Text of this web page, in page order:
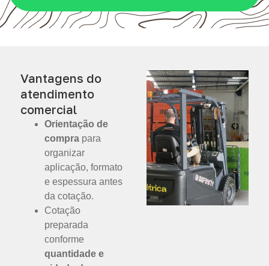
Vantagens do
atendimento
comercial
Orientação de
compra para
organizar
aplicação, formato
e espessura antes
da cotação.
Cotação
preparada
conforme
quantidade e